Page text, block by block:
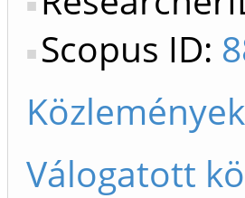
Scopus ID:
Közlemények
Válogatott